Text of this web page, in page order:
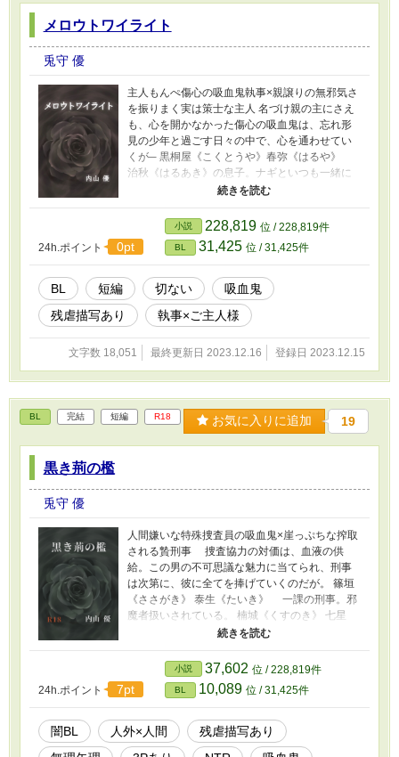
メロウトワイライト
兎守 優
主人もんぺ傷心の吸血鬼執事×親譲りの無邪気さ
を振りまく実は策士な主人 名づけ親の主にさえ
も、心を開かなかった傷心の吸血鬼は、忘れ形
見の少年と過ごす日々の中で、心を通わせてい
くが─ 黒桐屋《こくとうや》春弥《はるや》
治秋《はるあき》の息子。ナギといつも一緒に
いたくて一生懸命な少年。 ナギ 黒桐屋《こ
《こくとうや》治秋《はるあき》 春弥《はる
や》の父で、ナギの前主人。故人。
24h.ポイント
0pt
小説 228,819 位 / 228,819件
BL 31,425 位 / 31,425件
BL 短編 切ない
吸血鬼
残虐描写あり
執事×ご主人様
文字数 18,051 最終更新日 2023.12.16 登録日 2023.12.15
BL 完結 短編 R18 お気に入りに追加 19
黒き荊の檻
兎守 優
人間嫌いな特殊捜査員の吸血鬼×崖っぷちな搾取
される贄刑事 捜査協力の対価は、血液の供
給。この男の不可思議な魅力に当てられ、刑事
は次第に、彼に全てを捧げていくのだが。 篠垣
《ささがき》 泰生《たいき》 一課の刑事。邪
魔者扱いされている。 楠城《くすのき》 七星
《しちせい》 人間嫌いの吸血鬼。捜査協力
元エース。殉職している。 赤矢《あかや》 隆次
《りゅうじ》 一課に配属された新人。 八古部
《やこべ》 純持《じゅんじ》 特殊捜査員。
※この物語はフィクションです。犯罪行為を助
長、賛美するものではありません。銃や銃弾の
譲渡や廃棄には法的な手続きが必要です。
24h.ポイント 7pt
小説 37,602 位 / 228,819件
BL 10,089 位 / 31,425件
闇BL 人外×人間
残虐描写あり